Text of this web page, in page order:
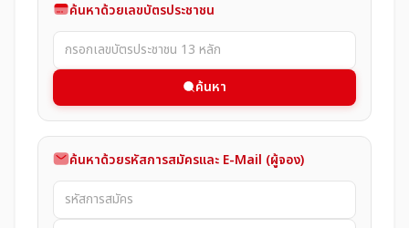
ค้นหาด้วยเลขบัตรประชาชน
ค้นหา
ค้นหาด้วยรหัสการสมัครและ E-Mail (ผู้จอง)